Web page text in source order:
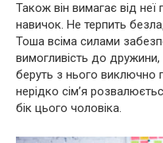
Також він вимагає від
навичок. Не терпить
Тоша всіма силами
вимогливість до дружини,
беруть з нього виключно
нерідко сім’я
бік цього чоловіка.